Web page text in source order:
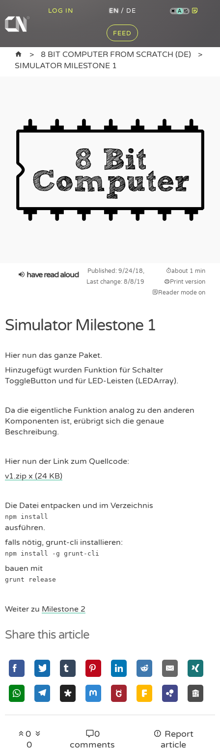
FEED
LOG IN EN / DE A
8 BIT COMPUTER FROM SCRATCH (DE)
SIMULATOR MILESTONE 1
have read aloud
Published: 9/24/18,
Last change: 8/8/19
about 1 min
Print version
Reader mode on
Simulator Milestone 1
Hier nun das ganze Paket.
Hinzugefügt wurden Funktion für Schalter
ToggleButton und für LED-Leisten (LEDArray).
Da die eigentliche Funktion analog zu den anderen
Komponenten ist, erübrigt sich die genaue
Beschreibung.
Hier nun der Link zum Quellcode:
v1.zip x (24 KB)
Die Datei entpacken und im Verzeichnis
npm install
ausführen.
falls nötig, grunt-cli installieren:
npm install -g grunt-cli
bauen mit
grunt release
Weiter zu Milestone 2
Share this article
0
0
0
comments
Report
article